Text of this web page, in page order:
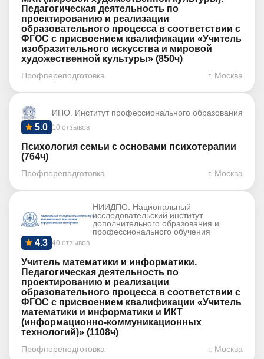
Педагогическая деятельность по
проектированию и реализации
образовательного процесса в соответствии с
ФГОС с присвоением квалификации «Учитель
изобразительного искусства и мировой
художественной культуры» (850ч)
Профпереподготовка г. Москва
ИПО. Институт профессионального образования
10 отзывов
5.0
Психология семьи с основами психотерапии
(764ч)
Профпереподготовка г. Москва
НИИДПО. Национальный
исследовательский институт
дополнительного образования и
профессионального обучения
40 отзывов
4.3
Учитель математики и информатики.
Педагогическая деятельность по
проектированию и реализации
образовательного процесса в соответствии с
ФГОС с присвоением квалификации «Учитель
математики и информатики и ИКТ
(информационно-коммуникационных
технологий)» (1108ч)
Профпереподготовка г. Москва